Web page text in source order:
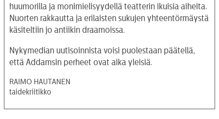
huumorilla ja monimielisyydellä teatterin ikuisia aiheita.
Nuorten rakkautta ja erilaisten sukujen yhteentörmäystä
käsiteltiin jo antiikin draamoissa.
Nykymedian uutisoinnista voisi puolestaan päätellä,
että Addamsin perheet ovat aika yleisiä.
RAIMO HAUTANEN
taidekriitikko